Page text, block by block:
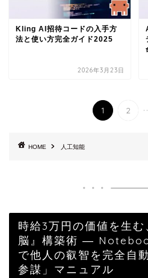
Kling AI招待コードの入手方
法と使い方完全ガイド2025
2026年3月23日
1 2
HOME 人工知能
時給3万円の価値を生
脳』構築術 ―
で他人の叡智を完全自
参謀」マニュアル